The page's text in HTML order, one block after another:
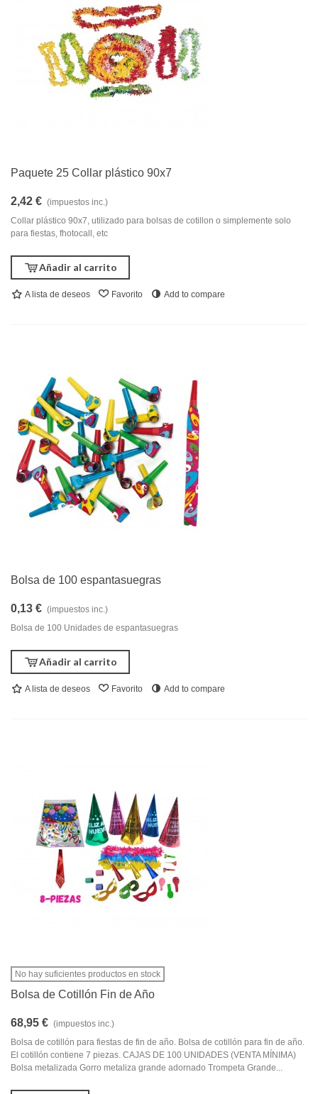
Paquete 25 Collar plástico 90x7
2,42 € (impuestos inc.)
Collar plástico 90x7, utilizado para bolsas de cotillon o simplemente solo
para fiestas, fhotocall, etc
Añadir al carrito
A lista de deseos Favorito Add to compare
Bolsa de 100 espantasuegras
0,13 € (impuestos inc.)
Bolsa de 100 Unidades de espantasuegras
Añadir al carrito
A lista de deseos Favorito Add to compare
No hay suficientes productos en stock
Bolsa de Cotillón Fin de Año
68,95 € (impuestos inc.)
Bolsa de cotillón para fiestas de fin de año. Bolsa de cotillón para fin de año.
El cotillón contiene 7 piezas. CAJAS DE 100 UNIDADES (VENTA MÍNIMA)
Bolsa metalizada Gorro metaliza grande adornado Trompeta Grande...